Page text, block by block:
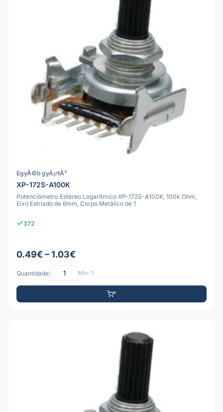
EgyÃ©b gyÃ¡rtÃ³
XP-172S-A100K
Potenciómetro Estéreo Logarítmico XP-172S-A100K, 100k Ohm,
Eixo Estriado de 6mm, Corpo Metálico de 1
372
0.49€ – 1.03€
Quantidade: Mín: 1